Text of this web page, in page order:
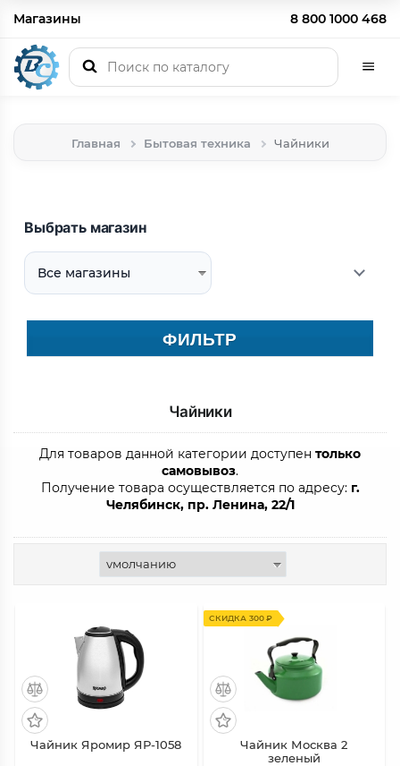
Магазины 8 800 1000 468
Главная Бытовая техника Чайники
Выбрать магазин
ФИЛЬТР
Чайники
Для товаров данной категории доступен только
самовывоз.
Получение товара осуществляется по адресу: г.
Челябинск, пр. Ленина, 22/1
Чайник Яромир ЯР-1058
Чайник Москва 2
зеленый